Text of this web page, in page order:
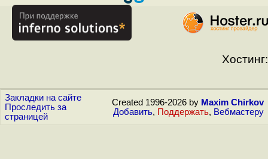
Хостинг:
Закладки на сайте
Проследить за
страницей
Created 1996-2026 by Maxim Chirkov
Добавить, Поддержать, Вебмастеру